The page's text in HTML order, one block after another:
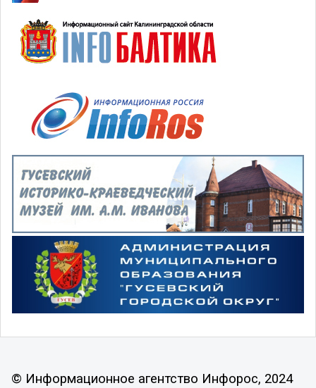
© Информационное агентство Инфорос, 2024